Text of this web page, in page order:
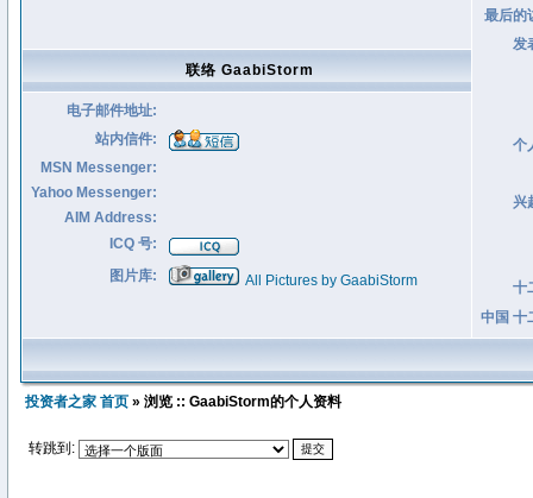
最后的
发
个
兴
十
中国 十
联络 GaabiStorm
电子邮件地址:
站内信件:
MSN Messenger:
Yahoo Messenger:
AIM Address:
ICQ 号:
图片库:
All Pictures by GaabiStorm
投资者之家 首页 » 浏览 :: GaabiStorm的个人资料
转跳到: